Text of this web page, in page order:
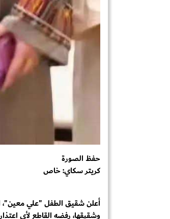
حفظ الصورة
كريتر سكاي: خاص
أعلن شقيق الطفل "علي معين"،
وشقيقها، رفضه القاطع لأي